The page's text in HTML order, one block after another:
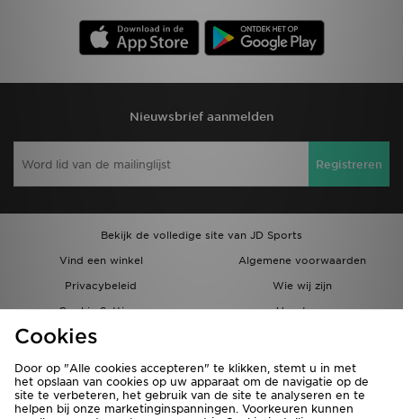
Nieuwsbrief aanmelden
Registreren
Bekijk de volledige site van JD Sports
Vind een winkel
Algemene voorwaarden
Privacybeleid
Wie wij zijn
Cookie Settings
Vacatures
Bestellingen en Levering
Cookies
Door op "Alle cookies accepteren" te klikken, stemt u in met
het opslaan van cookies op uw apparaat om de navigatie op de
site te verbeteren, het gebruik van de site te analyseren en te
helpen bij onze marketinginspanningen. Voorkeuren kunnen